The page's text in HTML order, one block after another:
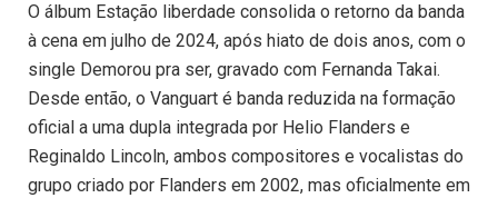
O álbum Estação liberdade consolida o retorno da banda
à cena em julho de 2024, após hiato de dois anos, com o
single Demorou pra ser, gravado com Fernanda Takai.
Desde então, o Vanguart é banda reduzida na formação
oficial a uma dupla integrada por Helio Flanders e
Reginaldo Lincoln, ambos compositores e vocalistas do
grupo criado por Flanders em 2002, mas oficialmente em